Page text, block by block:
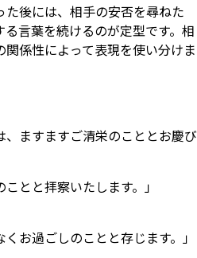
た後には、相手の安否を尋ねた
言葉を続けるのが定型です。相
係性によって表現を使い分けま
、ますますご清栄のこととお慶び
とと拝察いたします。」
くお過ごしのことと存じます。」